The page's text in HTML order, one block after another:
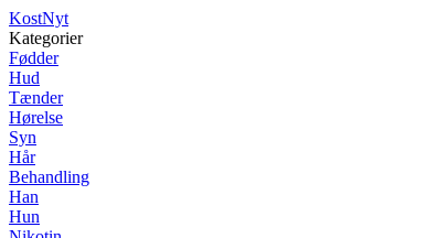
KostNyt
Kategorier
Fødder
Hud
Tænder
Hørelse
Syn
Hår
Behandling
Han
Hun